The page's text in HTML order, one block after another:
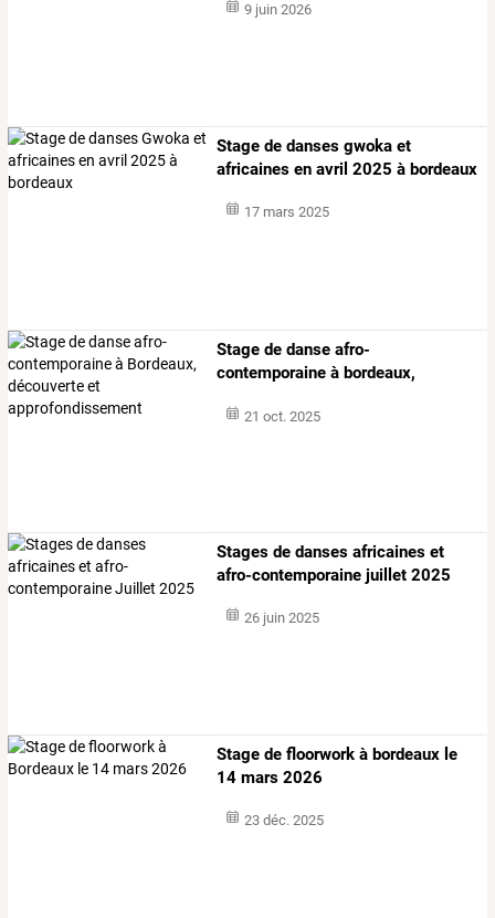
9 juin 2026
Stage de danses gwoka et
africaines en avril 2025 à bordeaux
17 mars 2025
Stage de danse afro-
contemporaine à bordeaux,
21 oct. 2025
Stages de danses africaines et
afro-contemporaine juillet 2025
26 juin 2025
Stage de floorwork à bordeaux le
14 mars 2026
23 déc. 2025